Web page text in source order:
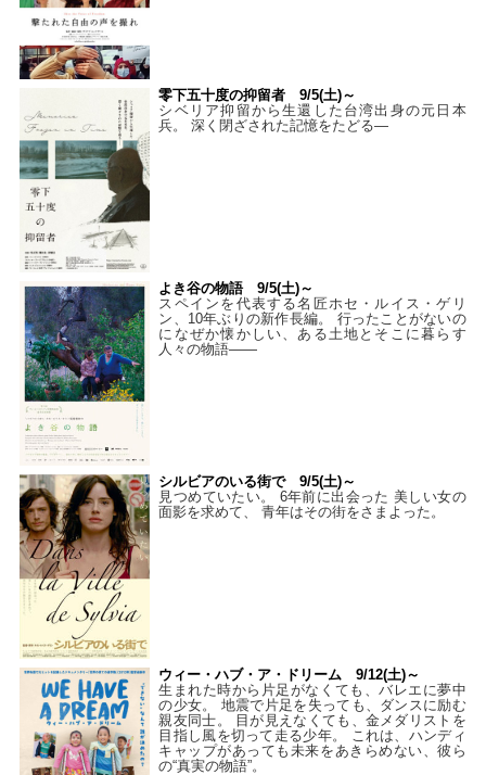
零下五十度の抑留者 9/5(土)～
シベリア抑留から生還した台湾出身の元日本
兵。 深く閉ざされた記憶をたどる—
よき谷の物語 9/5(土)～
スペインを代表する名匠ホセ・ルイス・ゲリ
ン、10年ぶりの新作長編。 行ったことがないの
になぜか懐かしい、ある土地とそこに暮らす
人々の物語――
シルビアのいる街で 9/5(土)～
見つめていたい。 6年前に出会った 美しい女の
面影を求めて、 青年はその街をさまよった。
ウィー・ハブ・ア・ドリーム 9/12(土)～
生まれた時から片足がなくても、バレエに夢中
の少女。 地震で片足を失っても、ダンスに励む
親友同士。 目が見えなくても、金メダリストを
目指し風を切って走る少年。 これは、ハンディ
キャップがあっても未来をあきらめない、彼ら
の“真実の物語”。